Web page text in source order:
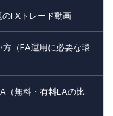
のFXトレード動画
方（EA運用に必要な環
（無料・有料EAの比